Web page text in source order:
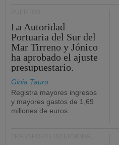
La Autoridad
Portuaria del Sur del
Mar Tirreno y Jónico
ha aprobado el ajuste
presupuestario.
Gioia Tauro
Registra mayores ingresos
y mayores gastos de 1,69
millones de euros.